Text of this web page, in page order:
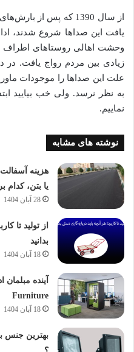
از سال 1390 که پس از
یافت این صداها شروع شدند،
وحشت اهالی روستاهای اطراف
زیادی بین مردم رواج یافت. در
علت این صداها را موجودات
به نظر نرسد. ولی خب بیایید
نماییم.
نوشته های مشابه
یا بتن،
28 آبان 1404
از تولید تا
بدانید
18 آبان 1404
Furniture
18 آبان 1404
بهترین جنس